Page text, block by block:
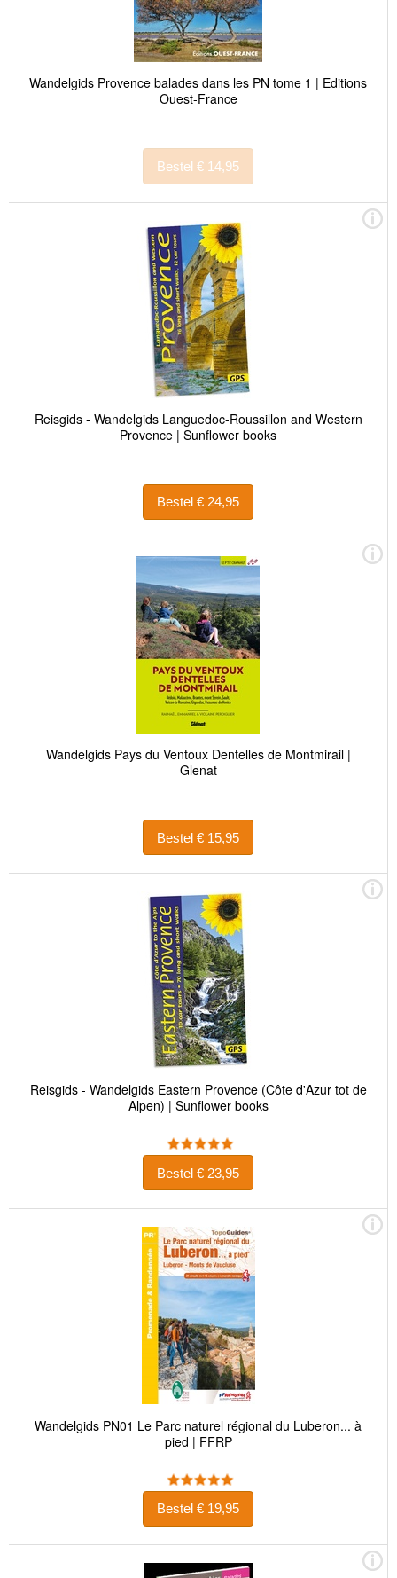
Wandelgids Provence balades dans les PN tome 1 | Editions
Ouest-France
Bestel € 14,95
Reisgids - Wandelgids Languedoc-Roussillon and Western
Provence | Sunflower books
Bestel € 24,95
Wandelgids Pays du Ventoux Dentelles de Montmirail |
Glenat
Bestel € 15,95
Reisgids - Wandelgids Eastern Provence (Côte d'Azur tot de
Alpen) | Sunflower books
Bestel € 23,95
Wandelgids PN01 Le Parc naturel régional du Luberon... à
pied | FFRP
Bestel € 19,95